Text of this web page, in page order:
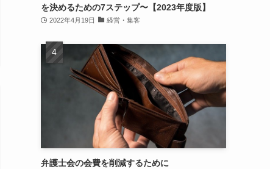
を決めるための7ステップ〜【2023年度版】
2022年4月19日 経営・集客
弁護士会の会費を削減するために